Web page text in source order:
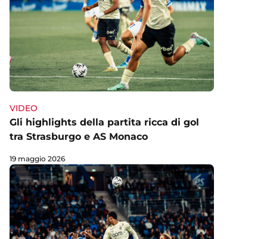
VIDEO
Gli highlights della partita ricca di gol
tra Strasburgo e AS Monaco
19 maggio 2026